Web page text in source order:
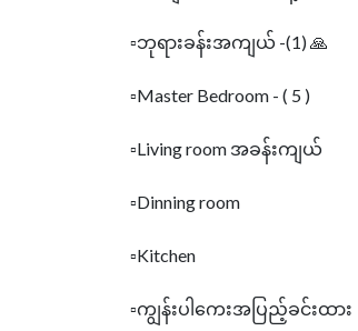
▫️ဘုရားခန်းအကျယ် -(1) 🙏
▫️Master Bedroom - ( 5 )
▫️Living room အခန်းကျယ်
▫️Dinning room
▫️Kitchen
▫️ကျွန်းပါကေးအပြည့်ခင်းထား